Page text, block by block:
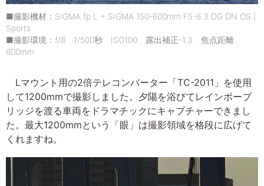
■撮影機材：SIGMA fp L + SIGMA 150-600mm F5-6.3 DG DN OS |
Sports
■撮影環境：f/8 1/500秒 ISO100 露出補正-1.3 焦点距離
600mm
Lマウント用の2倍テレコンバーター「TC-2011」を使用
して1200mmで撮影しました。夕陽を浴びてレインボーブ
リッジを渡る車両をドラマチックにキャプチャーできまし
た。最大1200mmという「眼」は撮影領域を格段に広げて
くれますね。